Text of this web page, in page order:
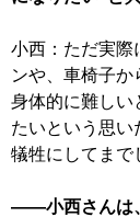
小西：ただ実際
ンや、車椅子
身体的に難しい
たいという思い
犠牲にしてまで
――小西さんは